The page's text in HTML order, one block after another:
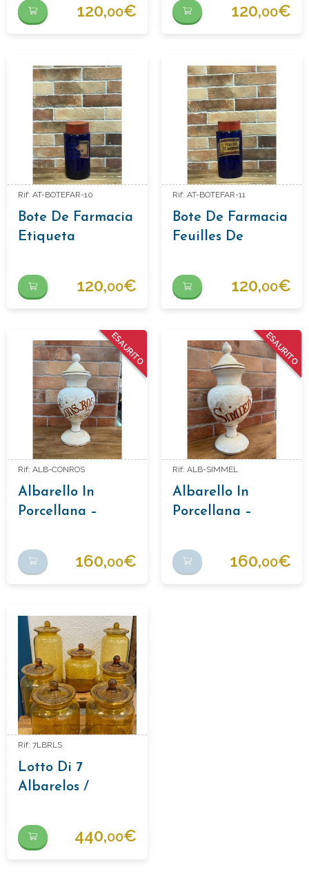
120,00€ 120,00€
Rif: AT-BOTEFAR-10
Bote De Farmacia
Etiqueta
120,00€
Rif: AT-BOTEFAR-11
Bote De Farmacia
Feuilles De
120,00€
ESAURITO
Rif: ALB-CONROS
Albarello In
Porcellana –
160,00€
ESAURITO
Rif: ALB-SIMMEL
Albarello In
Porcellana –
160,00€
Rif: 7LBRLS
Lotto Di 7
Albarelos /
Da Farmacia
440,00€